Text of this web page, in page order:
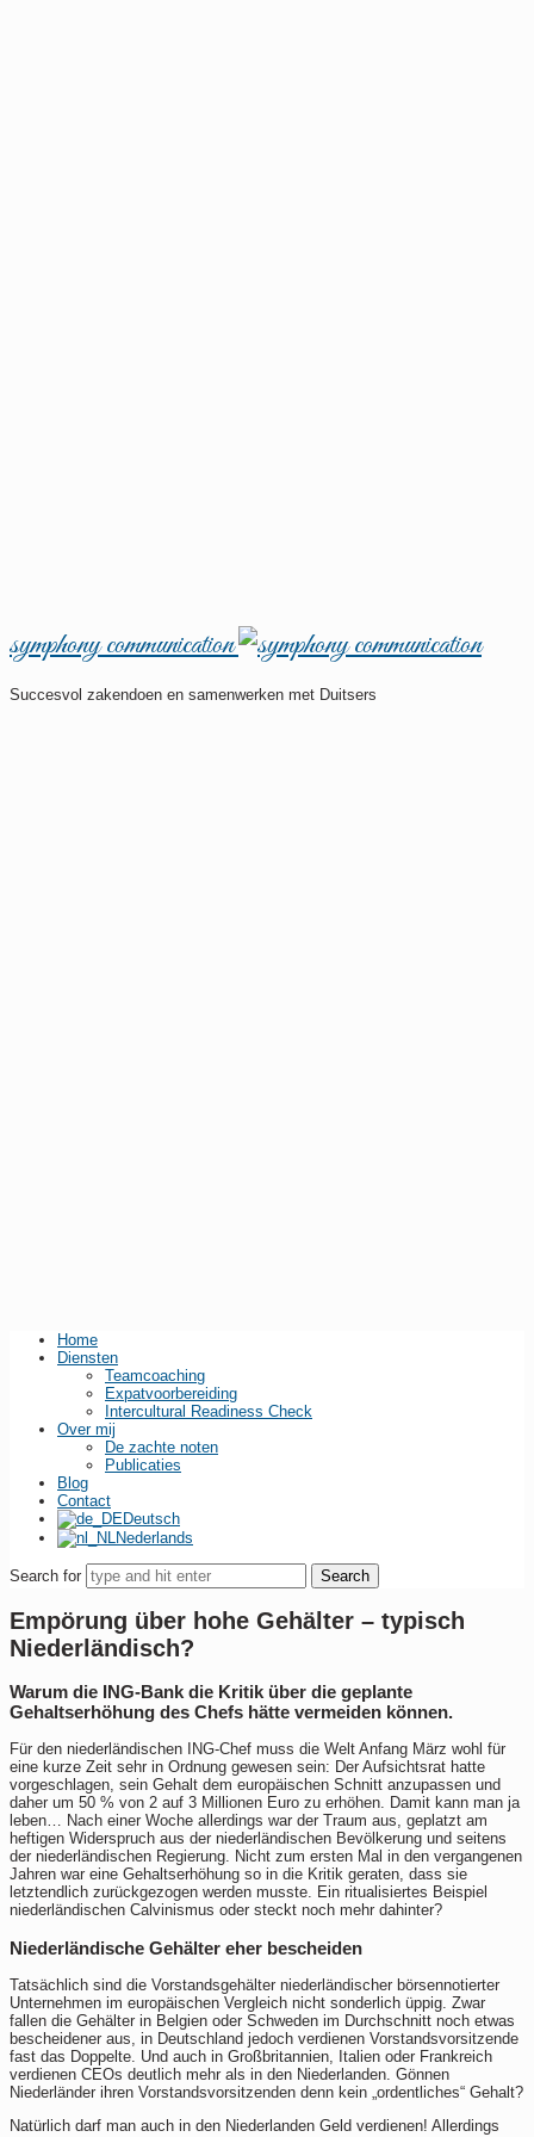
symphony communication
Succesvol zakendoen en samenwerken met Duitsers
Home
Diensten
Teamcoaching
Expatvoorbereiding
Intercultural Readiness Check
Over mij
De zachte noten
Publicaties
Blog
Contact
Deutsch
Nederlands
Search for
Empörung über hohe Gehälter – typisch
Niederländisch?
Warum die ING-Bank die Kritik über die geplante
Gehaltserhöhung des Chefs hätte vermeiden können.
Für den niederländischen ING-Chef muss die Welt Anfang März wohl für
eine kurze Zeit sehr in Ordnung gewesen sein: Der Aufsichtsrat hatte
vorgeschlagen, sein Gehalt dem europäischen Schnitt anzupassen und
daher um 50 % von 2 auf 3 Millionen Euro zu erhöhen. Damit kann man ja
leben… Nach einer Woche allerdings war der Traum aus, geplatzt am
heftigen Widerspruch aus der niederländischen Bevölkerung und seitens
der niederländischen Regierung. Nicht zum ersten Mal in den vergangenen
Jahren war eine Gehaltserhöhung so in die Kritik geraten, dass sie
letztendlich zurückgezogen werden musste. Ein ritualisiertes Beispiel
niederländischen Calvinismus oder steckt noch mehr dahinter?
Niederländische Gehälter eher bescheiden
Tatsächlich sind die Vorstandsgehälter niederländischer börsennotierter
Unternehmen im europäischen Vergleich nicht sonderlich üppig. Zwar
fallen die Gehälter in Belgien oder Schweden im Durchschnitt noch etwas
bescheidener aus, in Deutschland jedoch verdienen Vorstandsvorsitzende
fast das Doppelte. Und auch in Großbritannien, Italien oder Frankreich
verdienen CEOs deutlich mehr als in den Niederlanden. Gönnen
Niederländer ihren Vorstandsvorsitzenden denn kein „ordentliches“ Gehalt?
Natürlich darf man auch in den Niederlanden Geld verdienen! Allerdings